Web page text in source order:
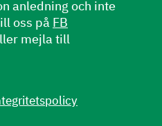
anledning och inte
oss på FB
mejla till